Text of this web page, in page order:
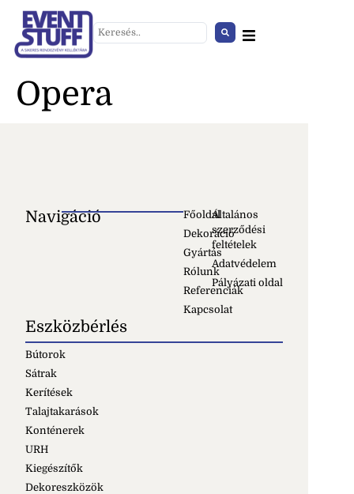
Opera
Navigáció
Főoldal
Dekoráció
Gyártás
Rólunk
Referenciák
Kapcsolat
Általános
szerződési
feltételek
Adatvédelem
Pályázati oldal
Eszközbérlés
Bútorok
Sátrak
Kerítések
Talajtakarások
Konténerek
URH
Kiegészítők
Dekoreszközök
Szekrény zárható
HOZZÁAD